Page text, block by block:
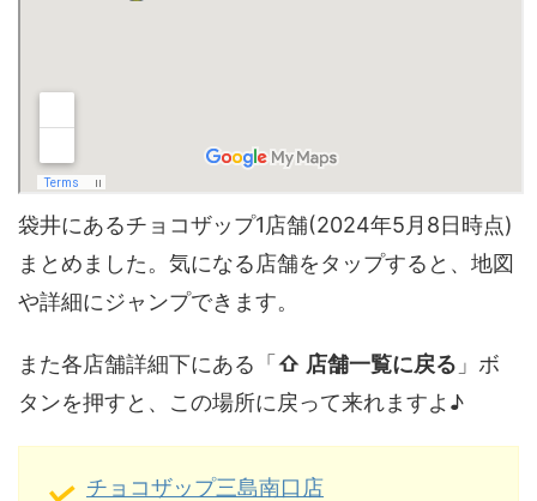
袋井にあるチョコザップ1店舗(2024年5月8日時点)
まとめました。気になる店舗をタップすると、地図
や詳細にジャンプできます。
また各店舗詳細下にある「⇧ 店舗一覧に戻る 」ボ
タンを押すと、この場所に戻って来れますよ♪
チョコザップ三島南口店